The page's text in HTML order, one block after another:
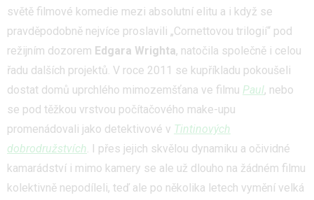
světě filmové komedie mezi absolutní elitu a i když se
pravděpodobně nejvíce proslavili „Cornettovou trilogií“ pod
režijním dozorem Edgara Wrighta, natočila společně i celou
řadu dalších projektů. V roce 2011 se kupříkladu pokoušeli
dostat domů uprchlého mimozemšťana ve filmu Paul, nebo
se pod těžkou vrstvou počítačového make-upu
promenádovali jako detektivové v Tintinových
dobrodružstvích. I přes jejich skvělou dynamiku a očividné
kamarádství i mimo kamery se ale už dlouho na žádném filmu
kolektivně nepodíleli, teď ale po několika letech vymění velká